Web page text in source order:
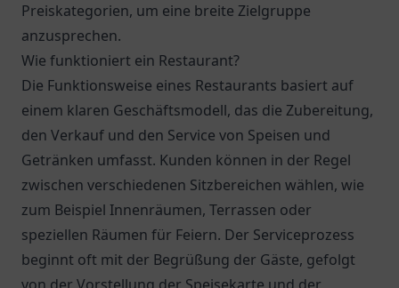
Preiskategorien, um eine breite Zielgruppe
anzusprechen.
Wie funktioniert ein Restaurant?
Die Funktionsweise eines Restaurants basiert auf
einem klaren Geschäftsmodell, das die Zubereitung,
den Verkauf und den Service von Speisen und
Getränken umfasst. Kunden können in der Regel
zwischen verschiedenen Sitzbereichen wählen, wie
zum Beispiel Innenräumen, Terrassen oder
speziellen Räumen für Feiern. Der Serviceprozess
beginnt oft mit der Begrüßung der Gäste, gefolgt